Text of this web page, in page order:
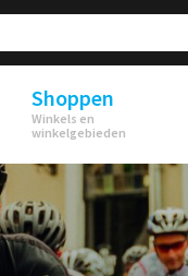
Shoppen
Winkels en
winkelgebieden